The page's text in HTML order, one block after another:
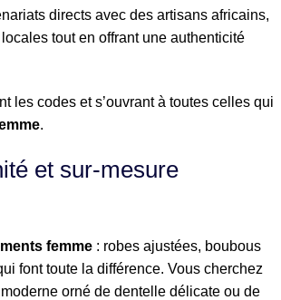
directs avec des artisans africains,
tout en offrant une authenticité
les codes et s’ouvrant à toutes celles qui
.
et sur-mesure
femme : robes ajustées, boubous
font toute la différence. Vous cherchez
orné de dentelle délicate ou de